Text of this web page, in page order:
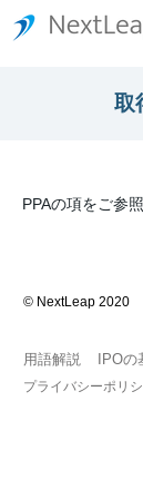
取
PPAの項をご参
© NextLeap 2020
用語解説 IPO
プライバシーポリ